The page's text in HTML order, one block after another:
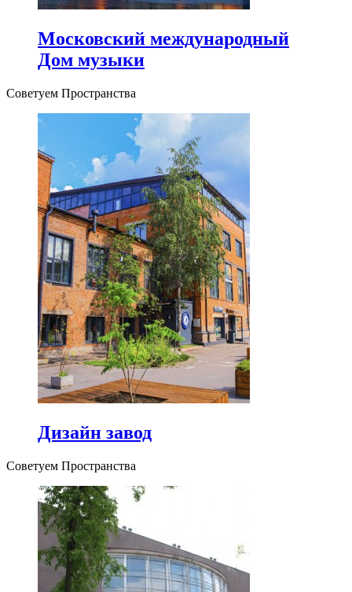
Московский международный
Дом музыки
Советуем Пространства
Дизайн завод
Советуем Пространства